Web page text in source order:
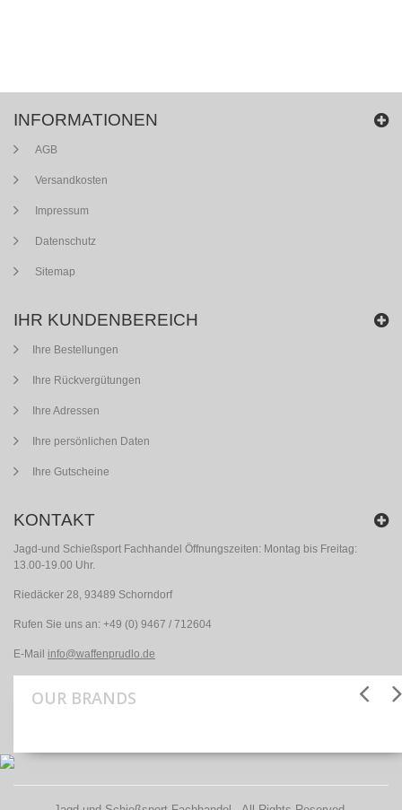
INFORMATIONEN
AGB
Versandkosten
Impressum
Datenschutz
Sitemap
IHR KUNDENBEREICH
Ihre Bestellungen
Ihre Rückvergütungen
Ihre Adressen
Ihre persönlichen Daten
Ihre Gutscheine
KONTAKT
Jagd-und Schießsport Fachhandel Öffnungszeiten: Montag bis Freitag:
13.00-19.00 Uhr.
Riedäcker 28, 93489 Schorndorf
Rufen Sie uns an: +49 (0) 9467 / 712604
E-Mail info@waffenprudlo.de
OUR BRANDS